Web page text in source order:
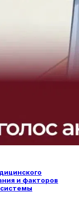
и факторов